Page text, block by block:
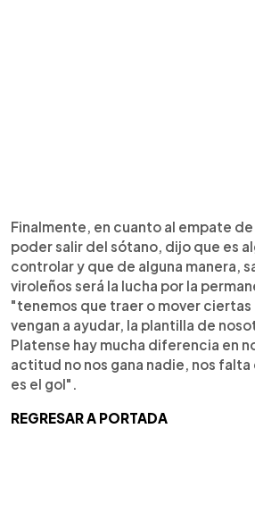
Finalmente, en cuanto al empate
poder salir del sótano, dijo que es
controlar y que de alguna manera,
viroleños será la lucha por la
"tenemos que traer o mover ciertas
vengan a ayudar, la plantilla de
Platense hay mucha diferencia en
actitud no nos gana nadie, nos
es el gol".
REGRESAR A PORTADA